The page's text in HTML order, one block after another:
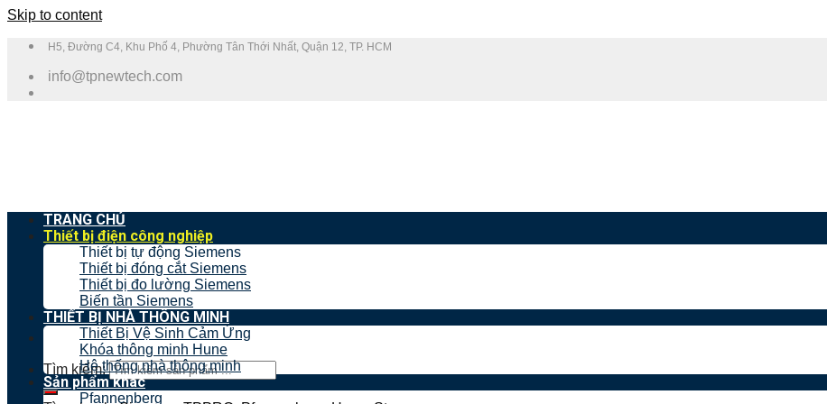
Skip to content
H5, Đường C4, Khu Phố 4, Phường Tân Thới Nhất, Quận 12, TP. HCM
info@tpnewtech.com
Tìm kiếm:
TRANG CHỦ
Thiết bị điện công nghiệp
Thiết bị tự động Siemens
Thiết bị đóng cắt Siemens
Thiết bị đo lường Siemens
Biến tần Siemens
THIẾT BỊ NHÀ THÔNG MINH
Thiết Bị Vệ Sinh Cảm Ứng
Khóa thông minh Hune
Hệ thống nhà thông minh
Sản phẩm khác
Pfannenberg